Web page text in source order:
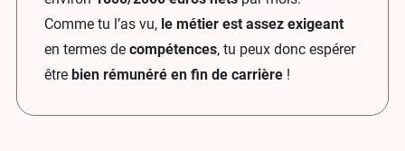
Comme tu l’as vu, le métier est assez exigeant
en termes de compétences, tu peux donc espérer
être bien rémunéré en fin de carrière !